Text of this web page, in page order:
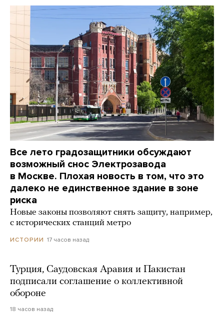
Все лето градозащитники обсуждают
возможный снос Электрозавода
в Москве. Плохая новость в том, что это
далеко не единственное здание в зоне
риска
Новые законы позволяют снять защиту, например,
с исторических станций метро
ИСТОРИИ 17 часов назад
Турция, Саудовская Аравия и Пакистан
подписали соглашение о коллективной
обороне
18 часов назад